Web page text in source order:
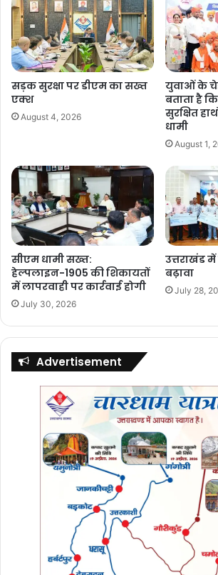
F
a
c
e
o
o
k
X W
h
at
p
p
G
m
ai
C
o
Li
n
k
S
h
ar
e
सड़क सुरक्षा पर डीएम का सख्त
एक्श
August 4, 2026
युवाओं के
बताता है
सुरक्षित
धामी
August 1,
सीएम धामी सख्त:
हेल्पलाइन-1905 की शिकायतों
में लापरवाही पर कार्रवाई होगी
July 30, 2026
उत्तराखंड
बढ़ावा
July 28,
Advertisement